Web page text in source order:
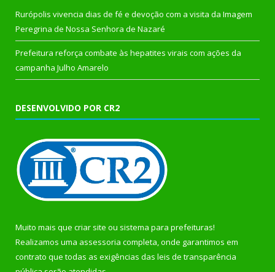
Rurópolis vivencia dias de fé e devoção com a visita da Imagem
Peregrina de Nossa Senhora de Nazaré
Prefeitura reforça combate às hepatites virais com ações da
campanha Julho Amarelo
DESENVOLVIDO POR CR2
Muito mais que criar site ou sistema para prefeituras!
Realizamos uma assessoria completa, onde garantimos em
contrato que todas as exigências das leis de transparência